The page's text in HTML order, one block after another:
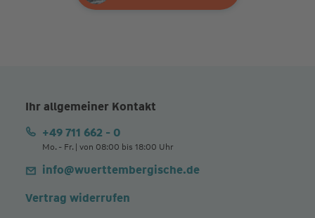
Ihr allgemeiner Kontakt
+49 711 662 - 0
Mo. - Fr. | von 08:00 bis 18:00 Uhr
info@wuerttembergische.de
Vertrag widerrufen